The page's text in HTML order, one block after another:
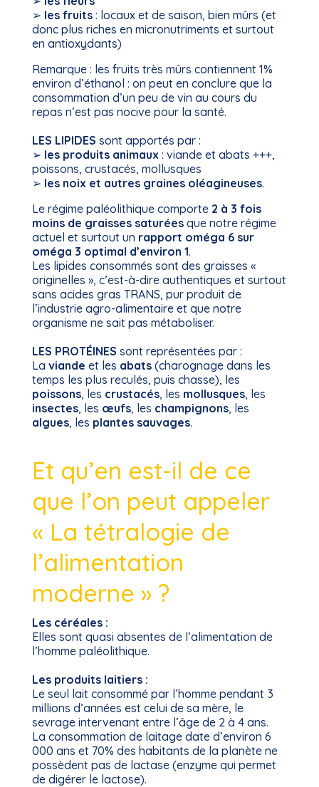
➢ les fruits: locaux et de saison, bien mûrs (et
donc plus riches en micronutriments et surtout
en antioxydants)
Remarque : les fruits très mûrs contiennent 1%
environ d’éthanol : on peut en conclure que la
consommation d’un peu de vin au cours du
repas n’est pas nocive pour la santé.
LES LIPIDES sont apportés par :
➢ les produits animaux : viande et abats +++,
poissons, crustacés, mollusques
➢ les noix et autres graines oléagineuses.
Le régime paléolithique comporte 2 à 3 fois
moins de graisses saturéesque notre régime
actuel et surtout un rapport oméga 6 sur
oméga 3 optimal d’environ 1.
Les lipides consommés sont des graisses «
originelles », c’est-à-dire authentiques et surtout
sans acides gras TRANS, pur produit de
l’industrie agro-alimentaire et que notre
organisme ne sait pas métaboliser.
LES PROTÉINES sont représentées par :
La viande et les abats(charognage dans les
temps les plus reculés, puis chasse), les
poissons, les crustacés, les mollusques, les
insectes, les œufs, les champignons, les
algues, les plantes sauvages.
Et qu’en est-il de ce
que l’on peut appeler
« La tétralogie de
l’alimentation
moderne » ?
Les céréales :
Elles sont quasi absentes de l’alimentation de
l’homme paléolithique.
Les produits laitiers :
Le seul lait consommé par l’homme pendant 3
millions d’années est celui de sa mère, le
sevrage intervenant entre l’âge de 2 à 4 ans.
La consommation de laitage date d’environ 6
000 ans et 70% des habitants de la planète ne
possèdent pas de lactase (enzyme qui permet
de digérer le lactose).